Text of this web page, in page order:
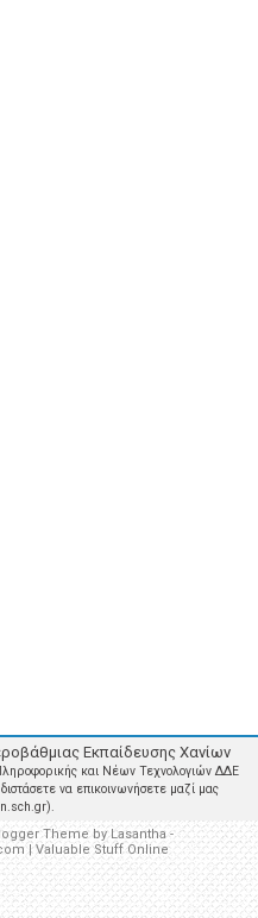
Εκπαίδευσης Χανίων
και Νέων Τεχνολογιών ΔΔΕ
να επικοινωνήσετε μαζί μας
Theme byLasantha-
| Valuable Stuff Online